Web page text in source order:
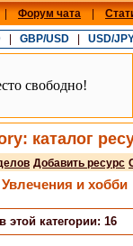
Форум чата
GBP/USD USD/
свободно!
каталог
Добавить ресурс
Увлечения и хобби
этой категории: 16